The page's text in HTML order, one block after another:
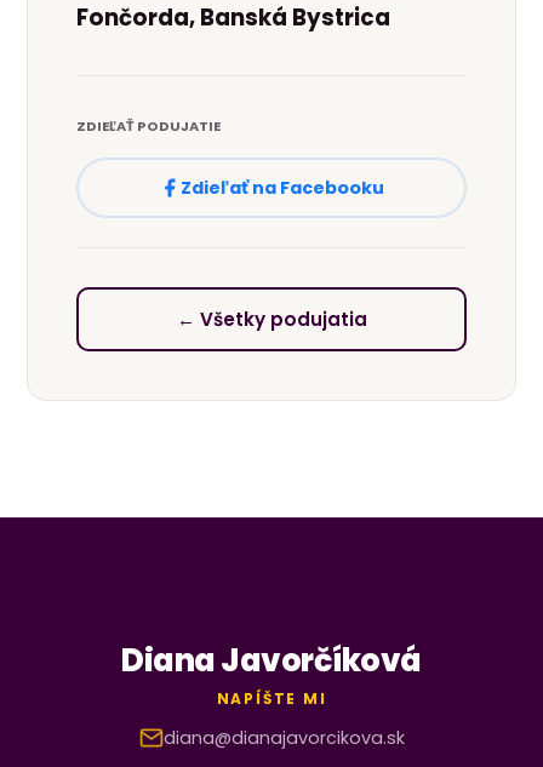
Fončorda, Banská Bystrica
ZDIEĽAŤ PODUJATIE
Zdieľať na Facebooku
← Všetky podujatia
Diana Javorčíková
NAPÍŠTE MI
diana@dianajavorcikova.sk